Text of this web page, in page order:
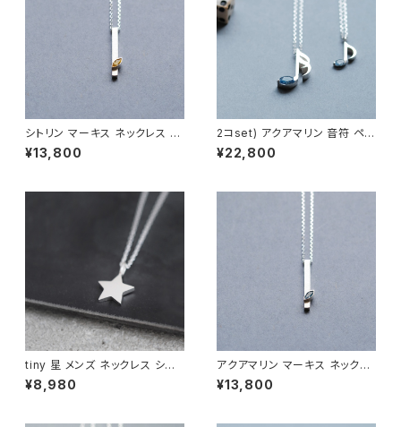
シトリン マーキス ネックレス シ
ルバー925 11月誕生石 メンズ
ユニセックス
¥13,800
2コset) アクアマリン 音符 ペア
ネックレス シルバー925
¥22,800
tiny 星 メンズ ネックレス シル
バー925
¥8,980
アクアマリン マーキス ネックレ
ス シルバー925 3月誕生石 メ
ンズ ユニセックス
¥13,800